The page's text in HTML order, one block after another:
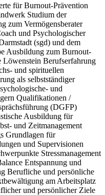
für Burnout-Prävention
Studium der
zum Vermögensberater
und Psychologischer
(sgd) und dem
Ausbildung zum Burnout-
Berufserfahrung
und spirituellen
als selbstständiger
und
Qualifikationen /
(DGFP)
Ausbildung für
und Zeitmanagement
Grundlagen für
und Supervisionen
Stressmanagement
Entspannung und
Berufliche und persönliche
am Arbeitsplatz
und persönlicher Ziele